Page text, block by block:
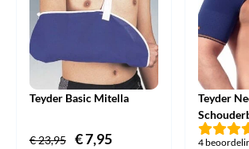
Teyder Basic Mitella
€23,95
Oorspronkelijke
€7,95
Teyder
4